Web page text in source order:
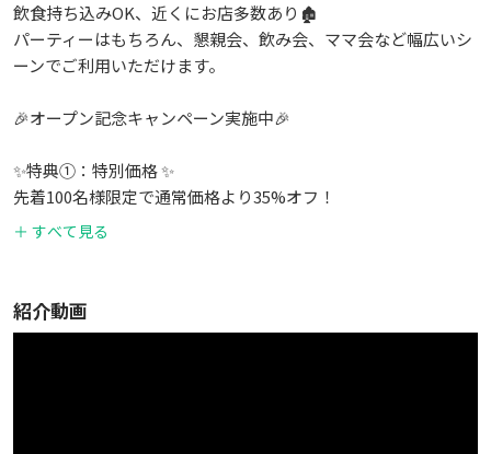
飲食持ち込みOK、近くにお店多数あり🏚️
パーティーはもちろん、懇親会、飲み会、ママ会など幅広いシ
ーンでご利用いただけます。
🎉オープン記念キャンペーン実施中🎉
✨特典①：特別価格 ✨
先着100名様限定で通常価格より35%オフ！
【アクセス】
＋ すべて見る
紹介動画